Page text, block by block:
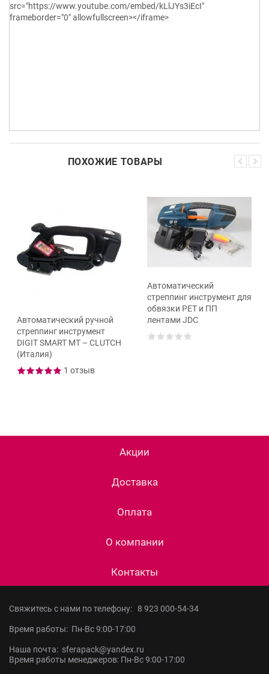
src="https://www.youtube.com/embed/kLlJYs3iEcI"
frameborder="0" allowfullscreen></iframe>
ПОХОЖИЕ ТОВАРЫ
Автоматический ручной
стреппинг инструмент
DIGIT SMART MT – CLUTCH
(Италия)
1 отзыв
Автоматический
стреппинг инструмент для
обвязки PET и ПП
лентами JDC
Акции
Доставка
Оплата
О компании
Контакты
Свяжитесь с нами по телефону: 8 923 000-54-34
Время работы: Пн-Вс 9:00-17:00
Наша почта: sferapack@yandex.ru
Время работы менеджеров: Пн-Вс 9:00-17:00